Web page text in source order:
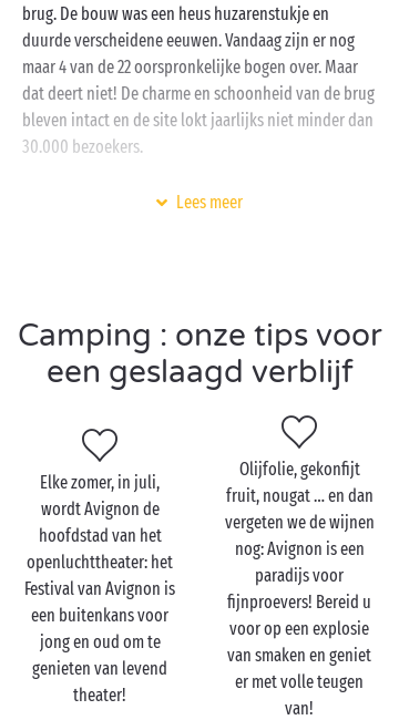
brug. De bouw was een heus huzarenstukje en
duurde verscheidene eeuwen. Vandaag zijn er nog
maar 4 van de 22 oorspronkelijke bogen over. Maar
dat deert niet! De charme en schoonheid van de brug
bleven intact en de site lokt jaarlijks niet minder dan
30.000 bezoekers.
Uw Sandaya-camping vlak bij de brug is een perfecte
zeggen we dan? Dank u wel, Sandaya!
Bezoek de Pont
d'Avignon met de hele
familie
Nergens ziet u de brug beter dan in 'Le Pont
Retrouvé', een museografisch complex met films,
tentoonstellingen en interactieve schermen. Dankzij
het werk van een groep onderzoekers kunt u er een
3D-model van de brug tijdens de bouw bewonderen.
Een ludieke en leerrijke ervaring die de hele familie
weet te boeien!
Lees meer
Camping : onze tips voor
een geslaagd verblijf
Elke zomer, in juli,
wordt Avignon de
hoofdstad van het
openluchttheater: het
Festival van Avignon is
een buitenkans voor
jong en oud om te
genieten van levend
theater!
Olijfolie, gekonfijt
fruit, nougat … en dan
vergeten we de wijnen
nog: Avignon is een
paradijs voor
fijnproevers! Bereid u
voor op een explosie
van smaken en geniet
er met volle teugen
van!